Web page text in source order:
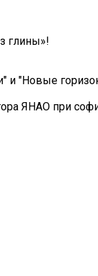
глины»!
и "Новые
ЯНАО при